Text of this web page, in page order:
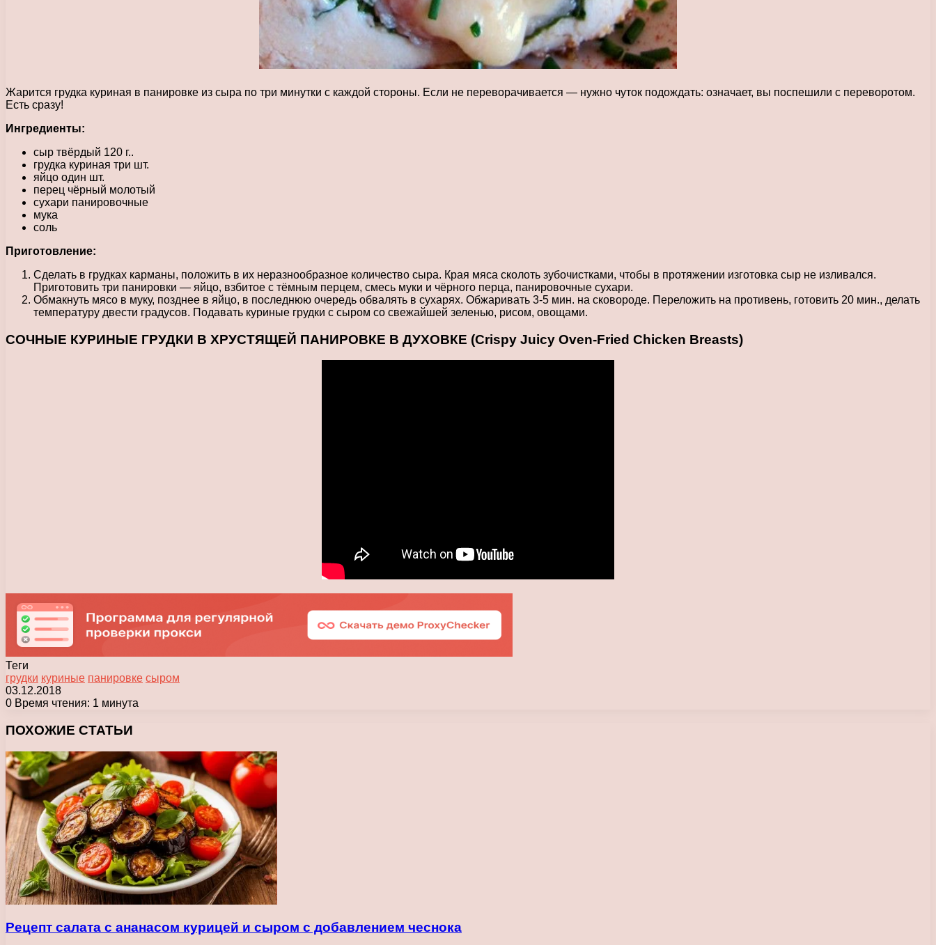
Жарится грудка куриная в панировке из сыра по три минутки с каждой стороны. Если не переворачивается — нужно чуток подождать: означает, вы поспешили с переворотом.
Есть сразу!
Ингредиенты:
сыр твёрдый 120 г..
грудка куриная три шт.
яйцо один шт.
перец чёрный молотый
сухари панировочные
мука
соль
Приготовление:
Сделать в грудках карманы, положить в их неразнообразное количество сыра. Края мяса сколоть зубочистками, чтобы в протяжении изготовка сыр не изливался.
Приготовить три панировки — яйцо, взбитое с тёмным перцем, смесь муки и чёрного перца, панировочные сухари.
Обмакнуть мясо в муку, позднее в яйцо, в последнюю очередь обвалять в сухарях. Обжаривать 3-5 мин. на сковороде. Переложить на противень, готовить 20 мин., делать
температуру двести градусов. Подавать куриные грудки с сыром со свежайшей зеленью, рисом, овощами.
СОЧНЫЕ КУРИНЫЕ ГРУДКИ В ХРУСТЯЩЕЙ ПАНИРОВКЕ В ДУХОВКЕ (Crispy Juicy Oven-Fried Chicken Breasts)
Теги
грудки куриные панировке сыром
03.12.2018
0 Время чтения: 1 минута
ПОХОЖИЕ СТАТЬИ
Рецепт салата с ананасом курицей и сыром с добавлением чеснока